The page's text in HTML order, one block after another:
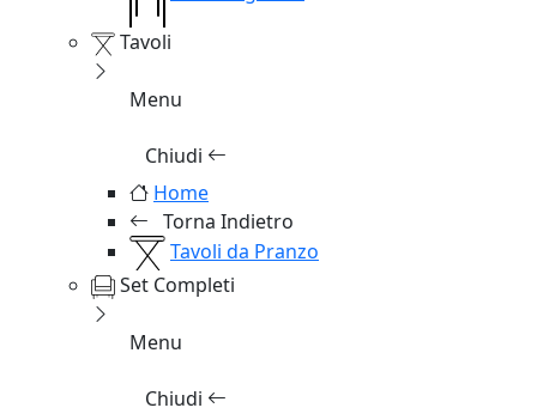
Tavoli
Menu
Chiudi
Home
Torna Indietro
Tavoli da Pranzo
Set Completi
Menu
Chiudi